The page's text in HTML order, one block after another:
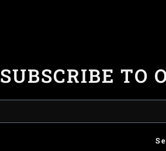
SUBSCRIBE TO